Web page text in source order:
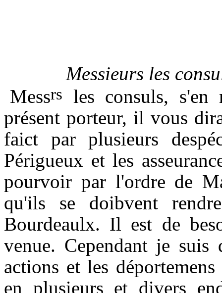
Messieurs les
Messrs
les consuls, s'en
présent porteur, il vous
faict par plusieurs
Périgueux et les
pourvoir par l'ordre de
qu'ils se doibvent
Bourdeaulx. Il est de
venue. Cependant je suis
actions et les
en plusieurs et divers